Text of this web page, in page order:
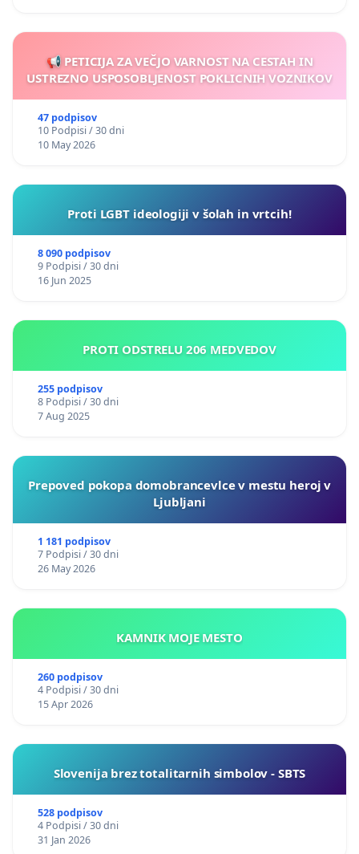
📢 PETICIJA ZA VEČJO VARNOST NA CESTAH IN
USTREZNO USPOSOBLJENOST POKLICNIH VOZNIKOV
47 podpisov
10 Podpisi / 30 dni
10 May 2026
Proti LGBT ideologiji v šolah in vrtcih!
8 090 podpisov
9 Podpisi / 30 dni
16 Jun 2025
PROTI ODSTRELU 206 MEDVEDOV
255 podpisov
8 Podpisi / 30 dni
7 Aug 2025
Prepoved pokopa domobrancevlce v mestu heroj v
Ljubljani
1 181 podpisov
7 Podpisi / 30 dni
26 May 2026
KAMNIK MOJE MESTO
260 podpisov
4 Podpisi / 30 dni
15 Apr 2026
Slovenija brez totalitarnih simbolov - SBTS
528 podpisov
4 Podpisi / 30 dni
31 Jan 2026